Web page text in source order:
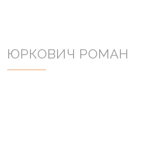
ЮРКОВИЧ РОМАН